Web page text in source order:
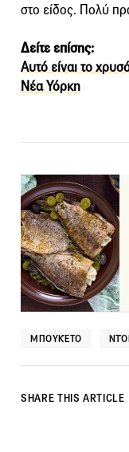
στο είδος. Πολύ
Δείτε επίσης:
Αυτό είναι το
Νέα Υόρκη
ΜΠΟΥΚΈΤΟ
SHARE THIS ARTICLE